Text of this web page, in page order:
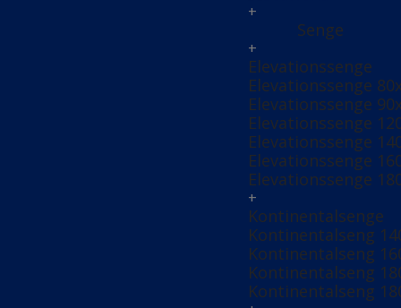
+
Senge
+
Elevationssenge
Elevationssenge
Elevationssenge
Elevationssenge
Elevationssenge
Elevationssenge
Elevationssenge
+
Kontinentalsenge
Kontinentalseng
Kontinentalseng
Kontinentalseng
Kontinentalseng